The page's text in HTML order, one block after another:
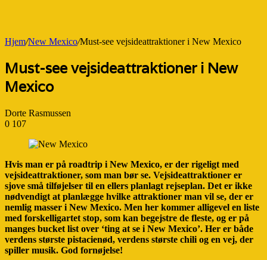
Hjem/New Mexico/Must-see vejsideattraktioner i New Mexico
Must-see vejsideattraktioner i New
Mexico
Dorte Rasmussen
0 107
Hvis man er på roadtrip i New Mexico, er der rigeligt med
vejsideattraktioner, som man bør se. Vejsideattraktioner er
sjove små tilføjelser til en ellers planlagt rejseplan. Det er ikke
nødvendigt at planlægge hvilke attraktioner man vil se, der er
nemlig masser i New Mexico. Men her kommer alligevel en liste
med forskelligartet stop, som kan begejstre de fleste, og er på
manges bucket list over ‘ting at se i New Mexico’. Her er både
verdens største pistacienød, verdens største chili og en vej, der
spiller musik. God fornøjelse!